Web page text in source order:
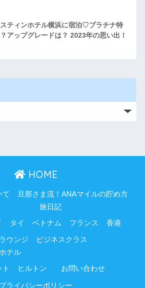
ティンホテル横浜に宿泊♡プラチナ特
アップグレードは？ 2023年の思い出！
HOME
て 旦那さま流！ANAマイルの貯め方
旅日記
タイ ベトナム フランス 香港
ウンジ
ビジネスクラス
ホテル
ト ヒルトン お問い合わせ
プライバシーポリシー